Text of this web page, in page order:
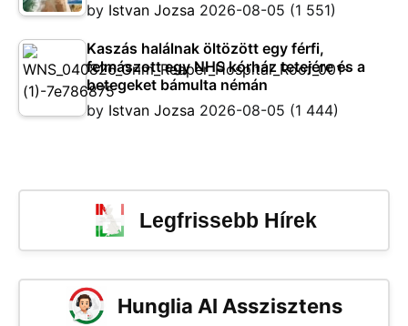
by Istvan Jozsa 2026-08-05 (1 551)
Kaszás halálnak öltözött egy férfi,
felmászott egy NHS kórház tetejére és a
betegeket bámulta némán
by Istvan Jozsa 2026-08-05 (1 444)
Legfrissebb Hírek
Hunglia AI Asszisztens